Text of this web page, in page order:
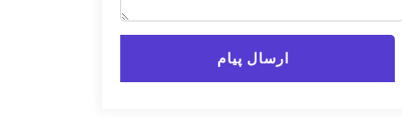
ارسال پیام